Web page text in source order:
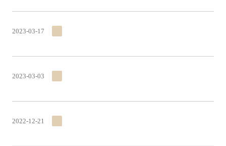
2023-03-17
2023-03-03
2022-12-21